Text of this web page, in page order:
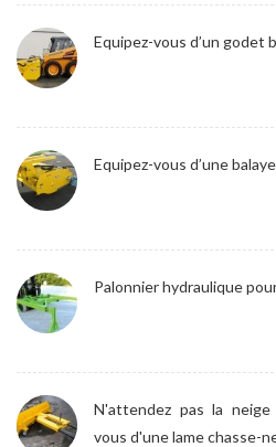
Equipez-vous d’un godet
Equipez-vous d’une
Palonnier hydraulique
N'attendez pas la
vous d'une lame chasse-